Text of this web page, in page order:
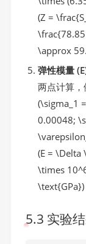
(Z =
\approx
弹性模量
两点计算，
(\sigma_1
0.00048;
(E =
\times
\text{GPa})
5.3 实验